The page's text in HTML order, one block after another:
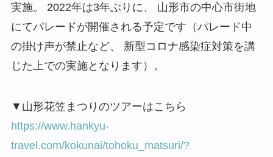
実施。 2022年は3年ぶりに、 山形市の中心市街地
にてパレードが開催される予定です（パレード中
の掛け声が禁止など、 新型コロナ感染症対策を講
じた上での実施となります）。
▼山形花笠まつりのツアーはこちら
https://www.hankyu-
travel.com/kokunai/tohoku_matsuri/?